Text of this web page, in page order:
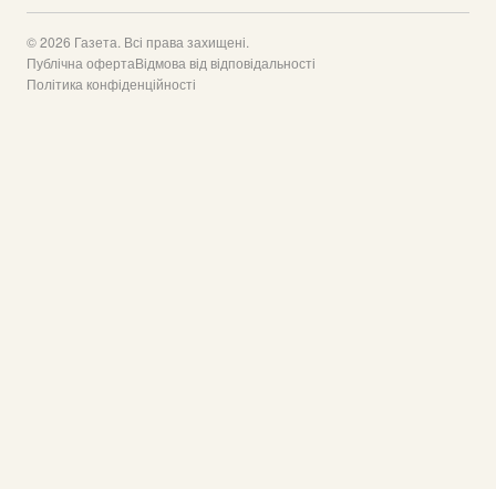
© 2026 Газета. Всі права захищені.
Публічна офертаВідмова від відповідальності
Політика конфіденційності